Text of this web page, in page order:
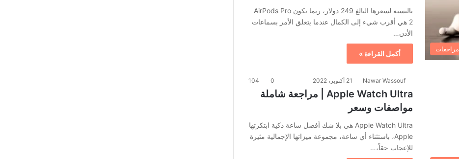
مراجعات
بالنسبة لسعرها البالغ 249 دولار، ربما تكون AirPods Pro
2 هي أقرب شيء إلى الكمال عندما يتعلق الأمر بسماعات
الأذن…
أكمل القراءة »
Nawar Wassouf 21 أكتوبر، 2022 0
104
Apple Watch Ultra | مراجعة شاملة
مواصفات وسعر
Apple Watch Ultra هي بلا شك أفضل ساعة ذكية ابتكرتها
Apple، باستثناء أي ساعة، مجموعة ميزاتها الإجمالية مثيرة
للإعجاب حقاً،…